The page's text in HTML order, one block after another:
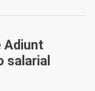
Adiunt
salarial